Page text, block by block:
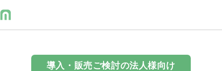
導入・販売ご検討の法人様向け